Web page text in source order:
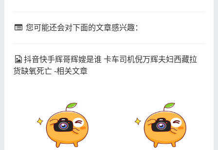
您可能还会对下面的文章感兴趣：
抖音快手辉哥辉嫂是谁 卡车司机倪万辉夫妇西藏拉
货缺氧死亡 -相关文章